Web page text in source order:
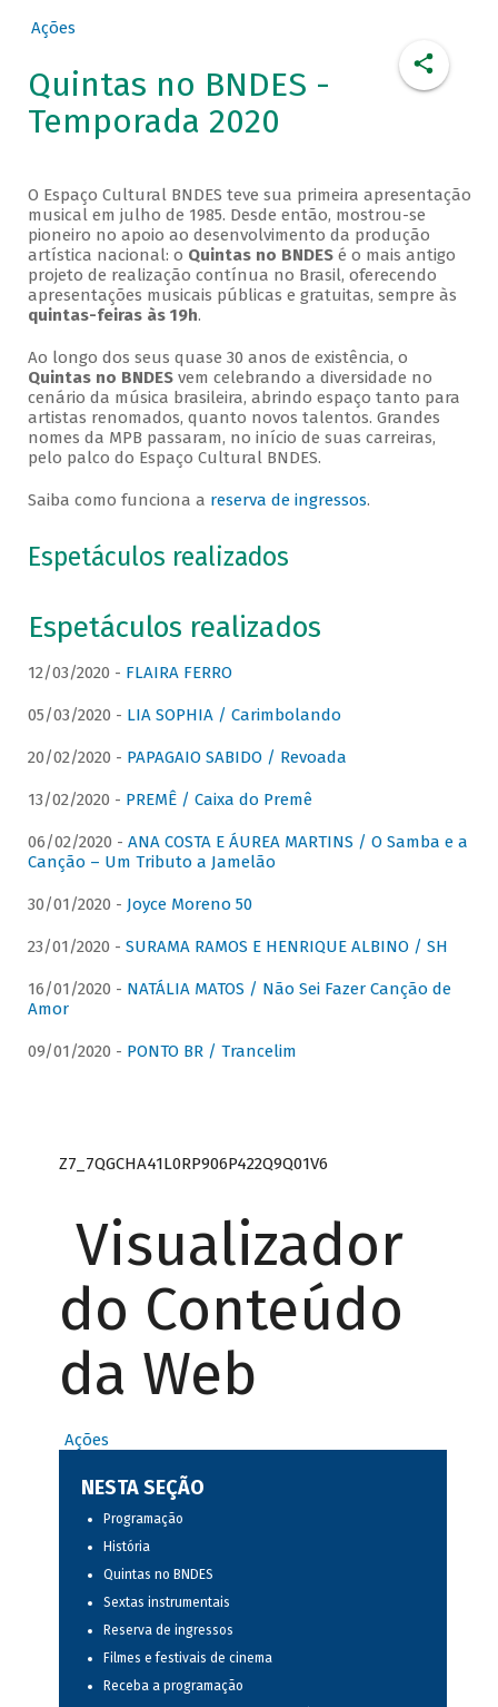
Ações
Quintas no BNDES -
Temporada 2020
O Espaço Cultural BNDES teve sua primeira apresentação
musical em julho de 1985. Desde então, mostrou-se
pioneiro no apoio ao desenvolvimento da produção
artística nacional: o Quintas no BNDESé o mais antigo
projeto de realização contínua no Brasil, oferecendo
apresentações musicais públicas e gratuitas, sempre às
quintas-feiras às 19h.
Ao longo dos seus quase 30 anos de existência, o
Quintas no BNDESvem celebrando a diversidade no
cenário da música brasileira, abrindo espaço tanto para
artistas renomados, quanto novos talentos. Grandes
nomes da MPB passaram, no início de suas carreiras,
pelo palco do Espaço Cultural BNDES.
Saiba como funciona a reserva de ingressos.
Espetáculos realizados
Espetáculos realizados
12/03/2020 - FLAIRA FERRO
05/03/2020 - LIA SOPHIA / Carimbolando
20/02/2020 - PAPAGAIO SABIDO / Revoada
13/02/2020 - PREMÊ / Caixa do Premê
06/02/2020 - ANA COSTA E ÁUREA MARTINS / O Samba e a
Canção – Um Tributo a Jamelão
30/01/2020 - Joyce Moreno 50
23/01/2020 - SURAMA RAMOS E HENRIQUE ALBINO / SH
16/01/2020 - NATÁLIA MATOS / Não Sei Fazer Canção de
Amor
09/01/2020 - PONTO BR / Trancelim
Z7_7QGCHA41L0RP906P422Q9Q01V6
Visualizador
do Conteúdo
da Web
Ações
NESTA SEÇÃO
Programação
História
Quintas no BNDES
Sextas instrumentais
Reserva de ingressos
Filmes e festivais de cinema
Receba a programação